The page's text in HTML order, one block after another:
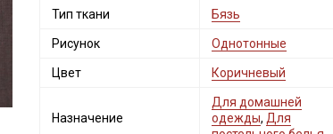
Тип ткани Бязь
Рисунок Однотонные
Цвет Коричневый
Назначение
Для домашней
одежды, Для